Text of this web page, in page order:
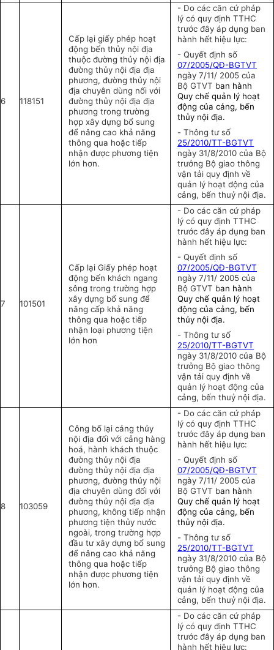
6 118151
Cấp lại giấy phép hoạt
động bến thủy nội địa
thuộc đường thủy nội địa
đường thủy nội địa địa
phương, đường thủy nội
địa chuyên dùng nối với
đường thủy nội địa địa
phương trong trường
hợp xây dựng bổ sung
để nâng cao khả năng
thông qua hoặc tiếp
nhận được phương tiện
lớn hơn.
- Do các căn cứ pháp
lý có quy định TTHC
trước đây áp dụng ban
hành hết hiệu lực:
- Quyết định số
07/2005/QĐ-BGTVT
ngày 7/11/ 2005 của
Bộ GTVT ban hành
Quy chế quản lý hoạt
động của cảng, bến
thủy nội địa.
-Thông tư số
25/2010/TT-BGTVT
ngày 31/8/2010 của Bộ
trưởng Bộ giao thông
vận tải quy định về
quản lý hoạt động của
cảng, bến thuỷ nội địa.
7 101501
Cấp lại Giấy phép hoạt
động bến khách ngang
sông trong trường hợp
xây dựng bổ sung để
nâng cấp khả năng
thông qua hoặc tiếp
nhận loại phương tiện
lớn hơn
- Do các căn cứ pháp
lý có quy định TTHC
trước đây áp dụng ban
hành hết hiệu lực:
- Quyết định số
07/2005/QĐ-BGTVT
ngày 7/11/ 2005 của
Bộ GTVT ban hành
Quy chế quản lý hoạt
động của cảng, bến
thủy nội địa.
-Thông tư số
25/2010/TT-BGTVT
ngày 31/8/2010 của Bộ
trưởng Bộ giao thông
vận tải quy định về
quản lý hoạt động của
cảng, bến thuỷ nội địa.
8 103059
Công bố lại cảng thủy
nội địa đối với cảng hàng
hoá, hành khách thuộc
đường thủy nội địa
đường thủy nội địa địa
phương, đường thủy nội
địa chuyên dùng đối với
đường thủy nội địa địa
phương, không tiếp nhận
phương tiện thủy nước
ngoài, trong trường hợp
đầu tư xây dựng bổ sung
để nâng cao khả năng
thông qua hoặc tiếp
nhận được phương tiện
lớn hơn.
- Do các căn cứ pháp
lý có quy định TTHC
trước đây áp dụng ban
hành hết hiệu lực:
- Quyết định số
07/2005/QĐ-BGTVT
ngày 7/11/ 2005 của
Bộ GTVT ban hành
Quy chế quản lý hoạt
động của cảng, bến
thủy nội địa.
-Thông tư số
25/2010/TT-BGTVT
ngày 31/8/2010 của Bộ
trưởng Bộ giao thông
vận tải quy định về
quản lý hoạt động của
cảng, bến thuỷ nội địa.
- Do các căn cứ pháp
lý có quy định TTHC
trước đây áp dụng ban
hành hết hiệu lực: